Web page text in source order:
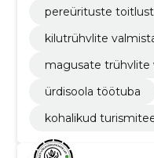
pereürituste
kilutrühvlite
magusate trühvlite
ürdisoola töötuba
kohalikud